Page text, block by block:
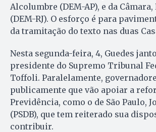
Alcolumbre (DEM-AP), e da
(DEM-RJ). O esforço é para
da tramitação do texto nas duas
Nesta segunda-feira, 4, Guedes
presidente do Supremo Tribunal
Toffoli. Paralelamente,
publicamente que vão apoiar a
Previdência, como o de São Paulo,
(PSDB), que tem reiterado sua
contribuir.